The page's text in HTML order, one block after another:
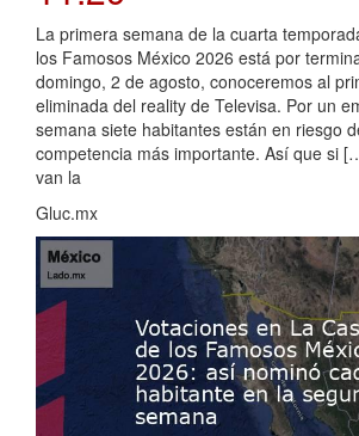
La primera semana de la cuarta
los Famosos México 2026 está por
domingo, 2 de agosto, conoceremos al
eliminada del reality de Televisa. Por un
semana siete habitantes están en riesgo
competencia más importante. Así que si
van la
Gluc.mx